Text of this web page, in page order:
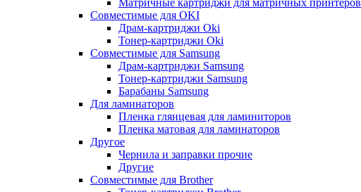
Матричные картриджи для матричных принтеров
Совместимые для OKI
Драм-картриджи Oki
Тонер-картриджи Oki
Совместимые для Samsung
Драм-картриджи Samsung
Тонер-картриджи Samsung
Барабаны Samsung
Для ламинаторов
Пленка глянцевая для ламиниторов
Пленка матовая для ламинаторов
Другое
Чернила и заправки прочие
Другие
Совместимые для Brother